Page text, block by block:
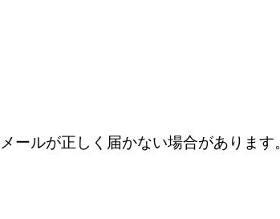
ルが正しく届かない場合があります。